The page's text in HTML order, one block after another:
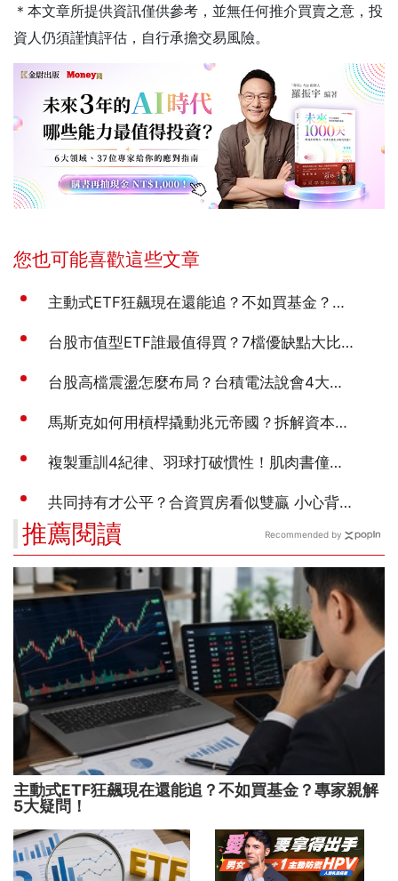
＊本文章所提供資訊僅供參考，並無任何推介買賣之意，投
資人仍須謹慎評估，自行承擔交易風險。
推薦閱讀
主動式ETF狂飆現在還能追？不如買基金？專家親解
5大疑問！
Recommended by